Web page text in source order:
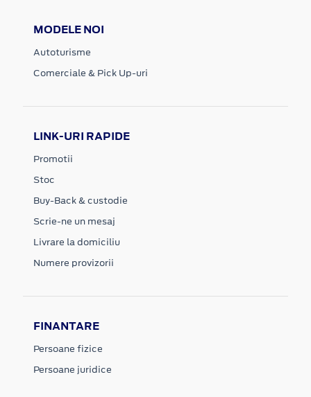
MODELE NOI
Autoturisme
Comerciale & Pick Up-uri
LINK-URI RAPIDE
Promotii
Stoc
Buy-Back & custodie
Scrie-ne un mesaj
Livrare la domiciliu
Numere provizorii
FINANTARE
Persoane fizice
Persoane juridice